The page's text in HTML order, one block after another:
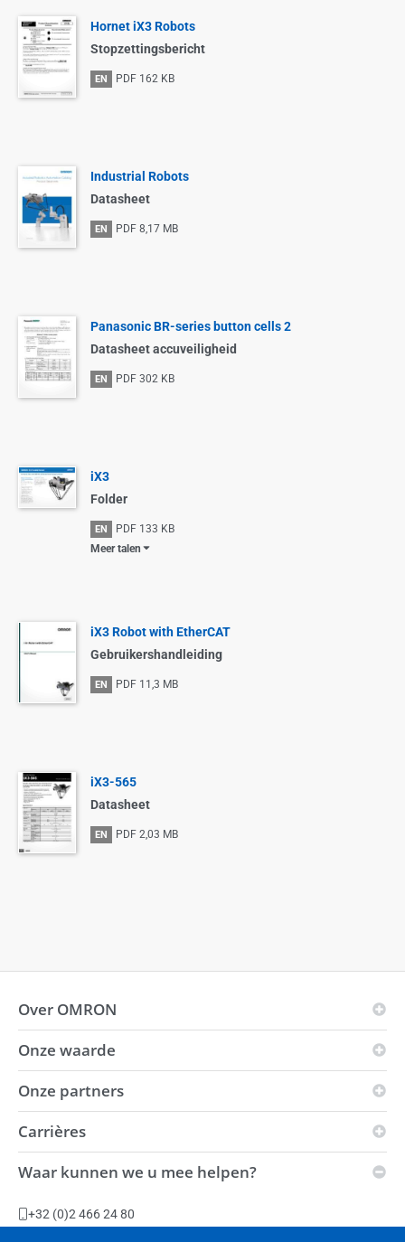
Hornet iX3 Robots
Stopzettingsbericht
EN PDF 162 KB
Industrial Robots
Datasheet
EN PDF 8,17 MB
Panasonic BR-series button cells 2
Datasheet accuveiligheid
EN PDF 302 KB
iX3
Folder
EN PDF 133 KB
Meer talen
iX3 Robot with EtherCAT
Gebruikershandleiding
EN PDF 11,3 MB
iX3-565
Datasheet
EN PDF 2,03 MB
Over OMRON
OMRON-principes
Wereldwijde aanwezigheid
Milieu
Duurzaamheid
Slavery Act-verklaring
Onze waarde
Visie
Kracht
Automation Center
Productiefaciliteiten
Onze partners
Innovation Partners
Carrières
Vacatures
Waar kunnen we u mee helpen?
+32 (0)2 466 24 80